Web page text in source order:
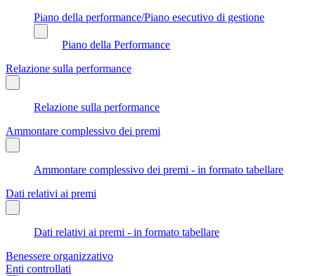
Piano della performance/Piano esecutivo di gestione
Piano della Performance
Relazione sulla performance
Relazione sulla performance
Ammontare complessivo dei premi
Ammontare complessivo dei premi - in formato tabellare
Dati relativi ai premi
Dati relativi ai premi - in formato tabellare
Benessere organizzativo
Enti controllati